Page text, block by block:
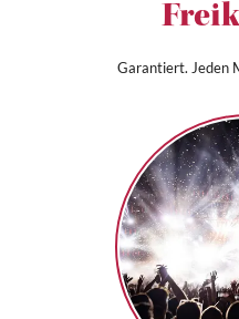
Garantiert. Jeden